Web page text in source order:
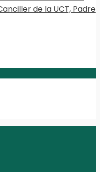
de la UCT, Padre